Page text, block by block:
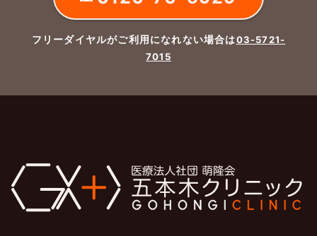
フリーダイヤルがご利用になれない場合は03-5721-
7015